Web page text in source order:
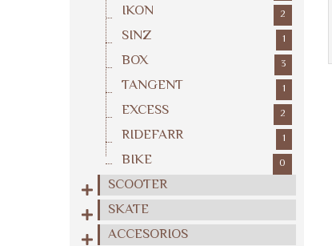
IKON 2
SINZ 1
BOX 3
TANGENT 1
EXCESS 2
RIDEFARR 1
BIKE 0
SCOOTER
SKATE
ACCESORIOS